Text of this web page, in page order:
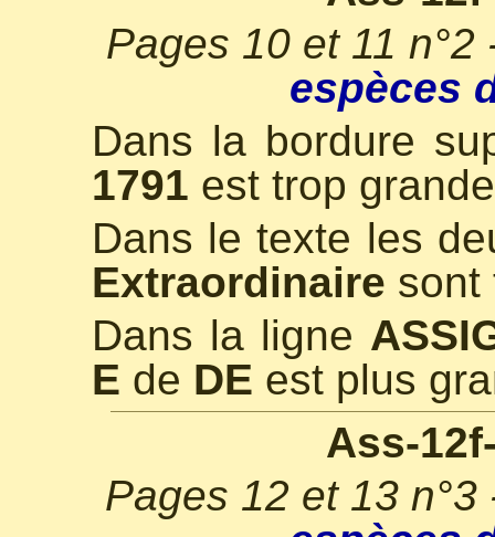
Pages 10 et 11
espèces
Dans la bordure
1791 est trop
Dans le texte les
Extraordinaire sont
Dans la ligne
E de DE est plus
Ass-
Pages 12 et 13